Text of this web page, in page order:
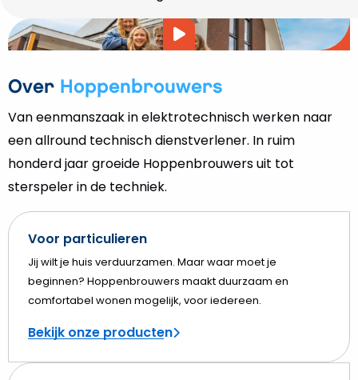
Over Hoppenbrouwers
Van eenmanszaak in elektrotechnisch werken naar
een allround technisch dienstverlener. In ruim
honderd jaar groeide Hoppenbrouwers uit tot
sterspeler in de techniek.
Voor particulieren
Jij wilt je huis verduurzamen. Maar waar moet je
beginnen? Hoppenbrouwers maakt duurzaam en
comfortabel wonen mogelijk, voor iedereen.
Bekijk onze producten
Video